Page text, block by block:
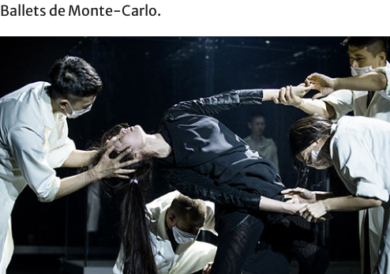
Ballets de Monte-Carlo.